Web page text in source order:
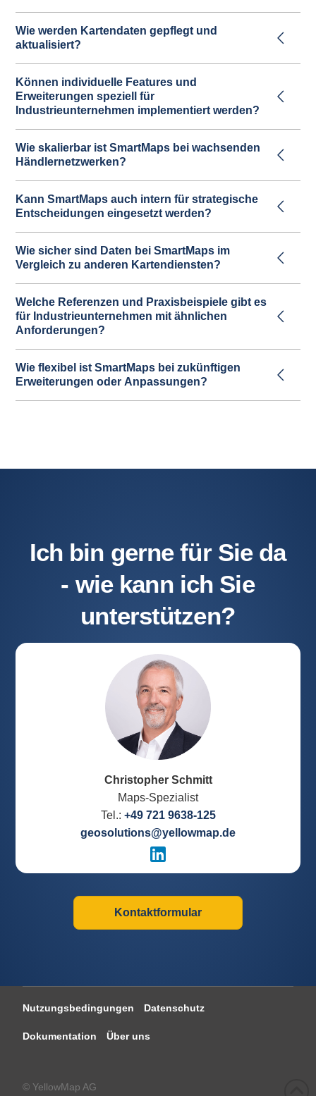
Wie werden Kartendaten gepflegt und
aktualisiert?
Können individuelle Features und
Erweiterungen speziell für
Industrieunternehmen implementiert werden?
Wie skalierbar ist SmartMaps bei wachsenden
Händlernetzwerken?
Kann SmartMaps auch intern für strategische
Entscheidungen eingesetzt werden?
Wie sicher sind Daten bei SmartMaps im
Vergleich zu anderen Kartendiensten?
Welche Referenzen und Praxisbeispiele gibt es
für Industrieunternehmen mit ähnlichen
Anforderungen?
Wie flexibel ist SmartMaps bei zukünftigen
Erweiterungen oder Anpassungen?
Ich bin gerne für Sie da
- wie kann ich Sie
unterstützen?
Christopher Schmitt
Maps-Spezialist
Tel.: +49 721 9638-125
geosolutions@yellowmap.de
Kontaktformular
Nutzungsbedingungen Datenschutz
Dokumentation Über uns
© YellowMap AG